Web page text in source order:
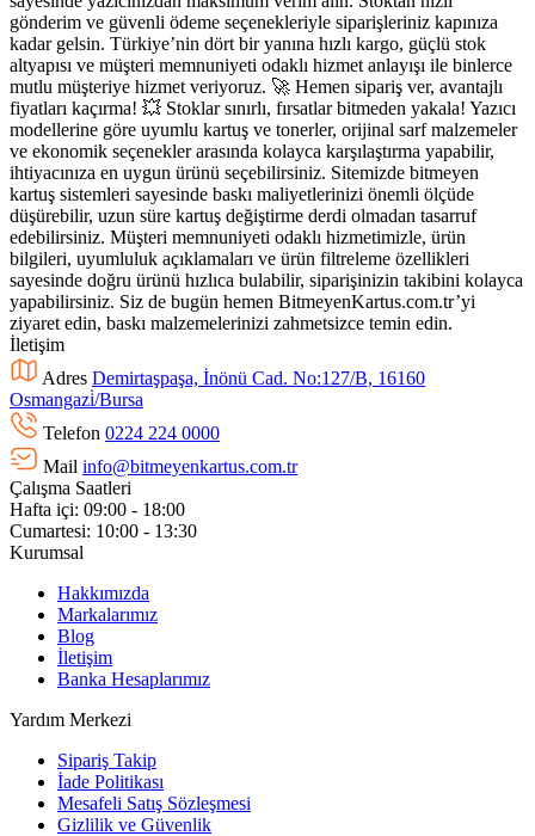
gönderim ve güvenli ödeme seçenekleriyle siparişleriniz kapınıza
kadar gelsin. Türkiye’nin dört bir yanına hızlı kargo, güçlü stok
altyapısı ve müşteri memnuniyeti odaklı hizmet anlayışı ile binlerce
mutlu müşteriye hizmet veriyoruz. 🚀 Hemen sipariş ver, avantajlı
fiyatları kaçırma! 💥 Stoklar sınırlı, fırsatlar bitmeden yakala! Yazıcı
modellerine göre uyumlu kartuş ve tonerler, orijinal sarf malzemeler
ve ekonomik seçenekler arasında kolayca karşılaştırma yapabilir,
ihtiyacınıza en uygun ürünü seçebilirsiniz. Sitemizde bitmeyen
kartuş sistemleri sayesinde baskı maliyetlerinizi önemli ölçüde
düşürebilir, uzun süre kartuş değiştirme derdi olmadan tasarruf
edebilirsiniz. Müşteri memnuniyeti odaklı hizmetimizle, ürün
bilgileri, uyumluluk açıklamaları ve ürün filtreleme özellikleri
sayesinde doğru ürünü hızlıca bulabilir, siparişinizin takibini kolayca
yapabilirsiniz. Siz de bugün hemen BitmeyenKartus.com.tr’yi
ziyaret edin, baskı malzemelerinizi zahmetsizce temin edin.
İletişim
Adres Demirtaşpaşa, İnönü Cad. No:127/B, 16160
Osmangazi̇/Bursa
Telefon 0224 224 0000
Mail info@bitmeyenkartus.com.tr
Çalışma Saatleri
Hafta içi: 09:00 - 18:00
Cumartesi: 10:00 - 13:30
Kurumsal
Hakkımızda
Markalarımız
Blog
İletişim
Banka Hesaplarımız
Yardım Merkezi
Sipariş Takip
İade Politikası
Mesafeli Satış Sözleşmesi
Gizlilik ve Güvenlik